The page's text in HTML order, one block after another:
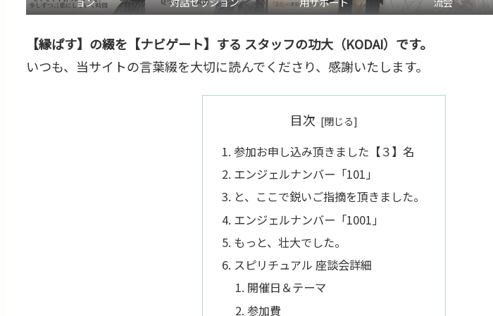
【縁ぱす】の綴を【ナビゲート】する スタッフの功大（KODAI）です。
いつも、当サイトの言葉綴を大切に読んでくださり、感謝いたします。
目次
参加お申し込み頂きました【３】名
エンジェルナンバー「101」
と、ここで鋭いご指摘を頂きました。
エンジェルナンバー「1001」
もっと、壮大でした。
スピリチュアル 座談会詳細
開催日＆テーマ
参加費